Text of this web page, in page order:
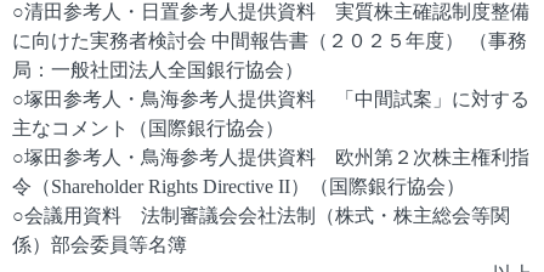
○清田参考人・日置参考人提供資料 実質株主確認制度整備
に向けた実務者検討会 中間報告書（２０２５年度） （事務
局：一般社団法人全国銀行協会）
○塚田参考人・鳥海参考人提供資料 「中間試案」に対する
主なコメント（国際銀行協会）
○塚田参考人・鳥海参考人提供資料 欧州第２次株主権利指
令（Shareholder Rights Directive II）（国際銀行協会）
○会議用資料 法制審議会会社法制（株式・株主総会等関
係）部会委員等名簿